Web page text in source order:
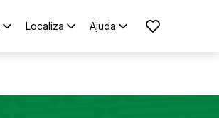
Localiza Ajuda